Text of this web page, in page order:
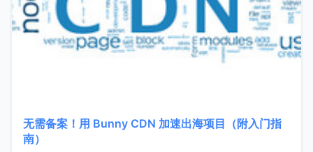
无需备案！用 Bunny CDN 加速出海项目（附入门指
南）